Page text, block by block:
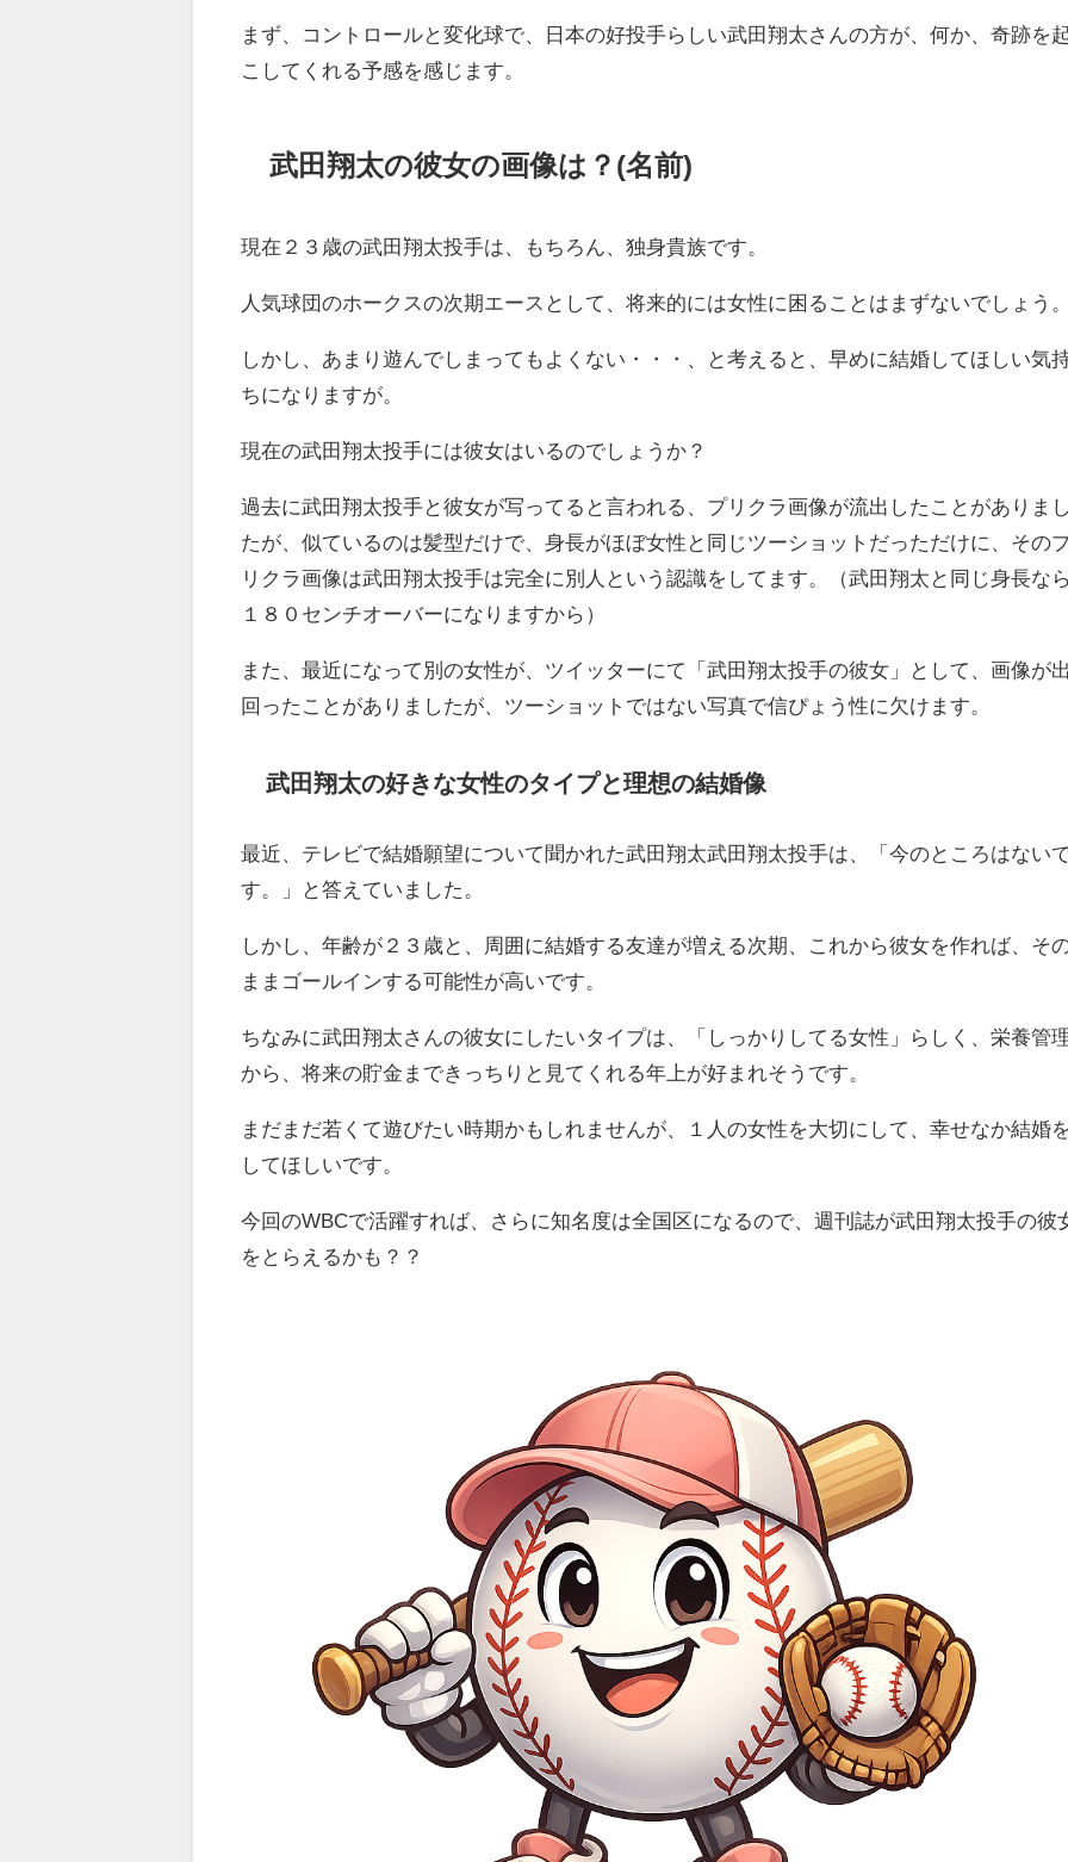
まず、コントロールと変化球で、日本の好投手らしい武田翔太さんの方が、何か、奇跡を
こしてくれる予感を感じます。
武田翔太の彼女の画像は？(名前)
現在２３歳の武田翔太投手は、もちろん、独身貴族です。
人気球団のホークスの次期エースとして、将来的には女性に困ることはまずないでしょう。
しかし、あまり遊んでしまってもよくない・・・、と考えると、早めに結婚してほしい気
ちになりますが。
現在の武田翔太投手には彼女はいるのでしょうか？
過去に武田翔太投手と彼女が写ってると言われる、プリクラ画像が流出したことがありまし
たが、似ているのは髪型だけで、身長がほぼ女性と同じツーショットだっただけに、その
リクラ画像は武田翔太投手は完全に別人という認識をしてます。（武田翔太と同じ身長なら
１８０センチオーバーになりますから）
また、最近になって別の女性が、ツイッターにて「武田翔太投手の彼女」として、画像が出
回ったことがありましたが、ツーショットではない写真で信ぴょう性に欠けます。
武田翔太の好きな女性のタイプと理想の結婚像
最近、テレビで結婚願望について聞かれた武田翔太武田翔太投手は、「今のところはない
す。」と答えていました。
しかし、年齢が２３歳と、周囲に結婚する友達が増える次期、これから彼女を作れば、そ
ままゴールインする可能性が高いです。
ちなみに武田翔太さんの彼女にしたいタイプは、「しっかりしてる女性」らしく、栄養管
から、将来の貯金まできっちりと見てくれる年上が好まれそうです。
まだまだ若くて遊びたい時期かもしれませんが、１人の女性を大切にして、幸せなか結婚
してほしいです。
今回のWBCで活躍すれば、さらに知名度は全国区になるので、週刊誌が武田翔太投手の彼
をとらえるかも？？